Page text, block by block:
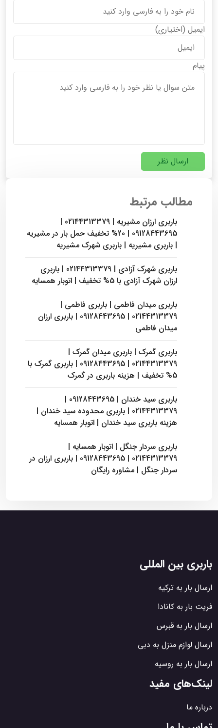
ایمیل (اختیاری)
پیام
ارسال نظر
مطالب مرتبط
باربری ارزان مشیریه | 02144313379 |
09128443695 | 20% تخفیف حمل بار در مشیریه
| باربری مشیریه | باربری شهرک مشیریه
باربری شهرک آزادی | 02144313379 | باربری
ارزان شهرک آزادی با 5% تخفیف | اتوبار همسایه
باربری میدان فاطمی | باربری فاطمی |
02144313379 | 09128443695 | باربری ارزان
میدان فاطمی
باربری گمرک | باربری میدان گمرک |
02144313379 | 09128443695 | باربری گمرک با
5% تخفیف | هزینه باربری در گمرک
باربری سید خندان | 09128443695 |
02144313379 | باربری محدوده سید خندان |
هزینه باربری سید خندان | اتوبار همسایه
باربری سردار جنگل | اتوبار همسایه |
02144313379 | 09128443695 | باربری ارزان در
سردار جنگل | مشاوره رایگان
باربری بین المللی
ارسال بار به ترکیه
فریت بار به کانادا
ارسال بار به قبرس
ارسال لوازم منزل به دبی
ارسال بار به روسیه
لینک‌های مفید
درباره ما